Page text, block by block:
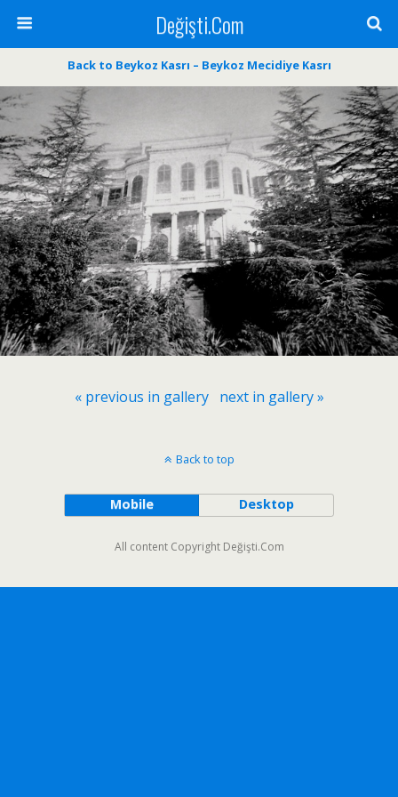
Değişti.Com
Back to Beykoz Kasrı – Beykoz Mecidiye Kasrı
« previous in gallery next in gallery »
Back to top
Mobile Desktop
All content Copyright Değişti.Com